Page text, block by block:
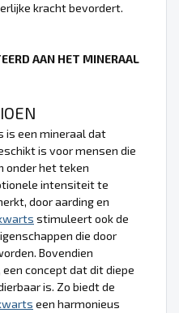
kracht bevordert.
AAN HET MINERAAL
is een mineraal dat
is voor mensen die
onder het teken
intensiteit te
door aarding en
stimuleert ook de
die door
Bovendien
concept dat dit diepe
is. Zo biedt de
een harmonieus